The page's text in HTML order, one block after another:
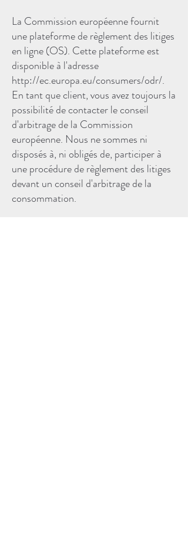
La Commission européenne fournit
une plateforme de règlement des litiges
en ligne (OS). Cette plateforme est
disponible à l'adresse
http://ec.europa.eu/consumers/odr/.
En tant que client, vous avez toujours la
possibilité de contacter le conseil
d'arbitrage de la Commission
européenne. Nous ne sommes ni
disposés à, ni obligés de, participer à
une procédure de règlement des litiges
devant un conseil d'arbitrage de la
consommation.